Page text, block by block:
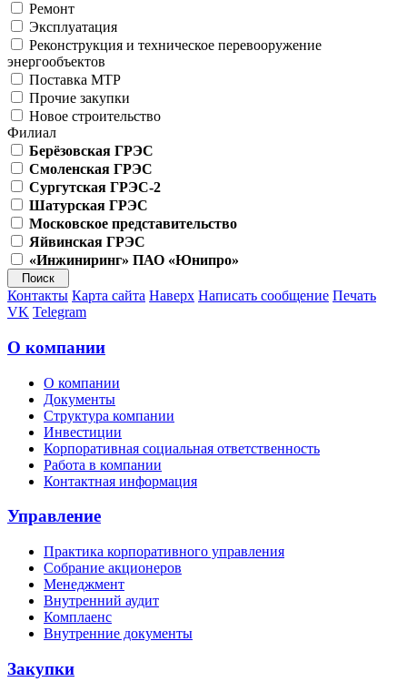
Ремонт
Эксплуатация
Реконструкция и техническое перевооружение
энергообъектов
Поставка МТР
Прочие закупки
Новое строительство
Филиал
Берёзовская ГРЭС
Смоленская ГРЭС
Сургутская ГРЭС-2
Шатурская ГРЭС
Московское представительство
Яйвинская ГРЭС
«Инжиниринг» ПАО «Юнипро»
Контакты Карта сайта Наверх Написать сообщение Печать
VK Telegram
О компании
О компании
Документы
Структура компании
Инвестиции
Корпоративная социальная ответственность
Работа в компании
Контактная информация
Управление
Практика корпоративного управления
Собрание акционеров
Менеджмент
Внутренний аудит
Комплаенс
Внутренние документы
Закупки